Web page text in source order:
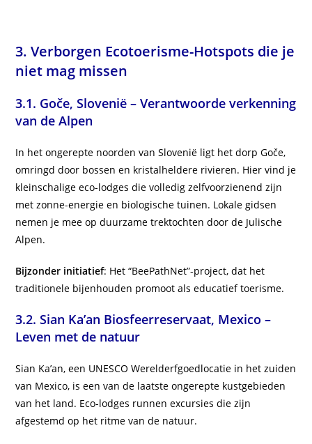
3. Verborgen Ecotoerisme-Hotspots die je
niet mag missen
3.1. Goče, Slovenië – Verantwoorde verkenning
van de Alpen
In het ongerepte noorden van Slovenië ligt het dorp Goče,
omringd door bossen en kristalheldere rivieren. Hier vind je
kleinschalige eco-lodges die volledig zelfvoorzienend zijn
met zonne-energie en biologische tuinen. Lokale gidsen
nemen je mee op duurzame trektochten door de Julische
Alpen.
Bijzonder initiatief: Het “BeePathNet”-project, dat het
traditionele bijenhouden promoot als educatief toerisme.
3.2.Sian Ka’an Biosfeerreservaat, Mexico –
Leven met de natuur
Sian Ka’an, een UNESCO Werelderfgoedlocatie in het zuiden
van Mexico, is een van de laatste ongerepte kustgebieden
van het land. Eco-lodges runnen excursies die zijn
afgestemd op het ritme van de natuur.